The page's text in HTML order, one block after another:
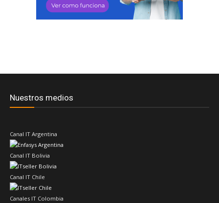
Nuestros medios
Canal IT Argentina
Canal IT Bolivia
Canal IT Chile
Canales IT Colombia